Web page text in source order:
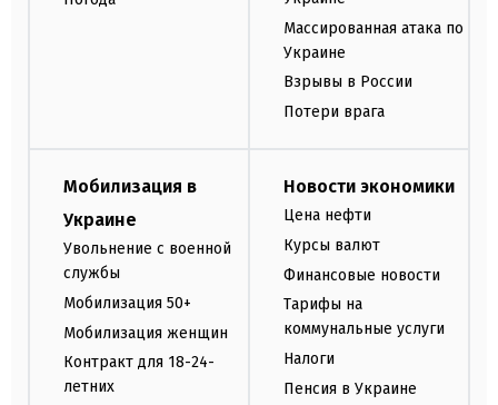
Массированная атака по
Украине
Взрывы в России
Потери врага
Мобилизация в
Украине
Увольнение с военной
службы
Мобилизация 50+
Мобилизация женщин
Контракт для 18-24-
летних
Новости экономики
Цена нефти
Курсы валют
Финансовые новости
Тарифы на
коммунальные услуги
Налоги
Пенсия в Украине